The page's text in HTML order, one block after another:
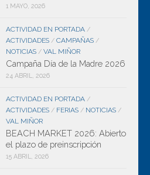
1 MAYO, 2026
ACTIVIDAD EN PORTADA /
ACTIVIDADES / CAMPAÑAS /
NOTICIAS / VAL MIÑOR
Campaña Día de la Madre 2026
24 ABRIL, 2026
ACTIVIDAD EN PORTADA /
ACTIVIDADES / FERIAS / NOTICIAS /
VAL MIÑOR
BEACH MARKET 2026: Abierto
el plazo de preinscripción
15 ABRIL, 2026